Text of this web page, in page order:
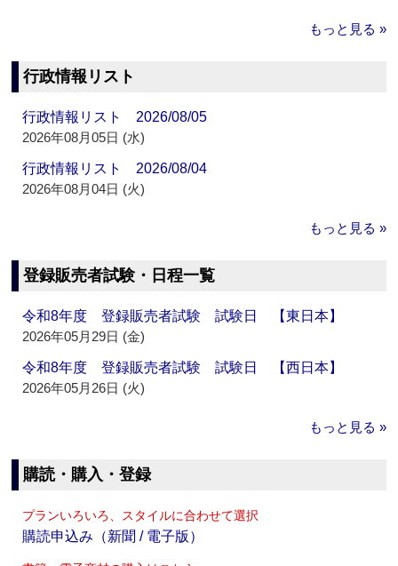
もっと見る »
行政情報リスト
行政情報リスト 2026/08/05
2026年08月05日 (水)
行政情報リスト 2026/08/04
2026年08月04日 (火)
もっと見る »
登録販売者試験・日程一覧
令和8年度 登録販売者試験 試験日 【東日本】
2026年05月29日 (金)
令和8年度 登録販売者試験 試験日 【西日本】
2026年05月26日 (火)
もっと見る »
購読・購入・登録
プランいろいろ、スタイルに合わせて選択
購読申込み（新聞 / 電子版）